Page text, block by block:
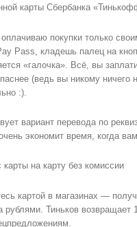
карты Сбербанка
покупки только
Pass, кладешь палец на
«галочка». Всё, вы
(ведь вы никому ничего
:).
вариант перевода по
экономит время, когда
на карту без комиссии
картой в магазинах —
рублями. Тиньков